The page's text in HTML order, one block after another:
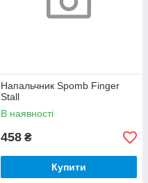
Напальчник Spomb Finger
Stall
В наявності
458 ₴
Купити